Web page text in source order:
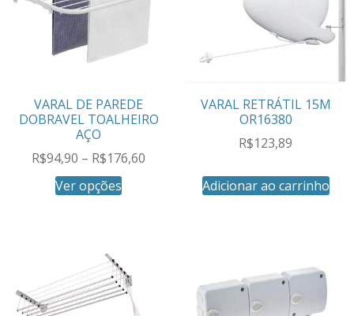
VARAL DE PAREDE
DOBRAVEL TOALHEIRO
AÇO
R$94,90 – R$176,60
Ver opções
VARAL RETRÁTIL 15M
OR16380
R$123,89
Adicionar ao carrinho